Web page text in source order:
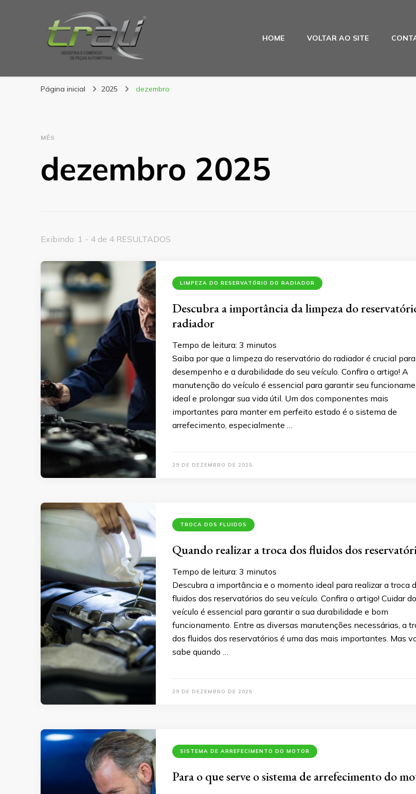
Blog Trali
Tudo sobre seu veículo!
HOME VOLTAR AO SITE
Página inicial 2025 dezembro
MÊS
dezembro 2025
Exibindo: 1 - 4 de 4 RESULTADOS
LIMPEZA DO RESERVATÓRIO DO RADIADOR
Descubra a importância da limpeza do
radiador
Tempo de leitura: 3 minutos
Saiba por que a limpeza do reservatório do radiador é crucial
desempenho e a durabilidade do seu veículo. Confira o artigo! A
manutenção do veículo é essencial para garantir seu
ideal e prolongar sua vida útil. Um dos componentes mais
importantes para manter em perfeito estado é o sistema de
arrefecimento, especialmente …
29 DE DEZEMBRO DE 2025
TROCA DOS FLUIDOS
Quando realizar a troca dos fluidos dos
Tempo de leitura: 3 minutos
Descubra a importância e o momento ideal para realizar a troca
fluidos dos reservatórios do seu veículo. Confira o artigo! Cuidar
veículo é essencial para garantir a sua durabilidade e bom
funcionamento. Entre as diversas manutenções necessárias, a
dos fluidos dos reservatórios é uma das mais importantes. Mas
sabe quando …
29 DE DEZEMBRO DE 2025
SISTEMA DE ARREFECIMENTO DO MOTOR
Para o que serve o sistema de arrefecimento do